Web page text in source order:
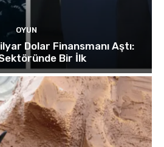
OYUN
Dolar Finansmanı Aştı:
Bir İlk